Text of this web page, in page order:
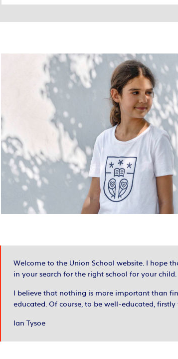
Welcome to the Union School website. I hope
in your search for the right school for your child.
I believe that nothing is more important than
educated. Of course, to be well-educated,
Ian Tysoe